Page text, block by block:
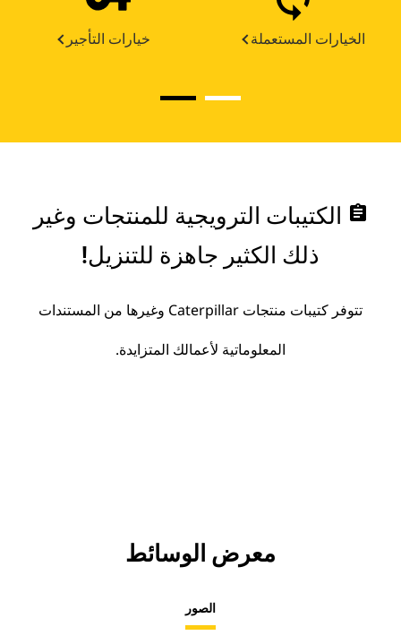
خيارات التأجير الخيارات المستعملة
assignment الكتيبات الترويجية للمنتجات وغير
ذلك الكثير جاهزة للتنزيل!
تتوفر كتيبات منتجات Caterpillar وغيرها من المستندات
المعلوماتية لأعمالك المتزايدة.
معرض الوسائط
الصور